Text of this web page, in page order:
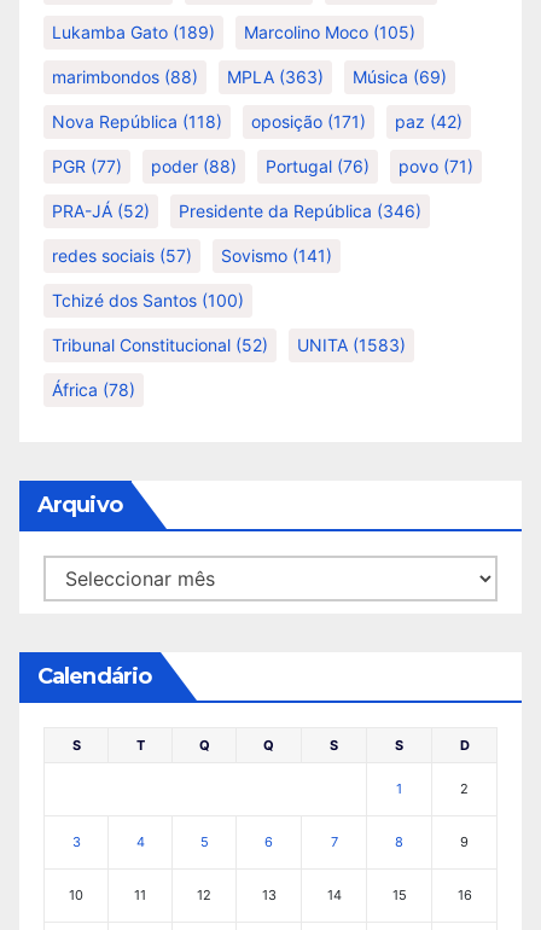
Lukamba Gato (189) Marcolino Moco (105)
marimbondos (88) MPLA (363) Música (69)
Nova República (118) oposição (171) paz (42)
PGR (77) poder (88) Portugal (76) povo (71)
PRA-JÁ (52) Presidente da República (346)
redes sociais (57) Sovismo (141)
Tchizé dos Santos (100)
Tribunal Constitucional (52) UNITA (1583)
África (78)
Arquivo
Arquivo
Calendário
S T Q Q S S D
1 2
3 4 5 6 7 8 9
10 11 12 13 14 15 16